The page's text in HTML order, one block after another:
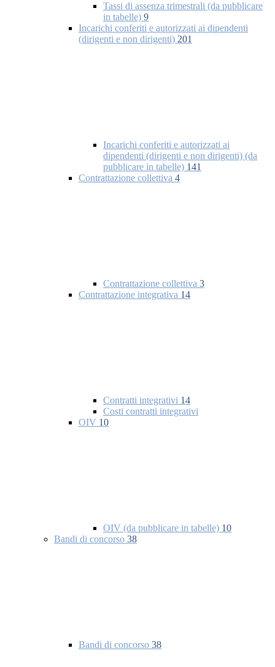
Tassi di assenza trimestrali (da pubblicare
in tabelle) 9
Incarichi conferiti e autorizzati ai dipendenti
(dirigenti e non dirigenti) 201
Incarichi conferiti e autorizzati ai
dipendenti (dirigenti e non dirigenti) (da
pubblicare in tabelle) 141
Contrattazione collettiva 4
Contrattazione collettiva 3
Contrattazione integrativa 14
Contratti integrativi 14
Costi contratti integrativi
OIV 10
OIV (da pubblicare in tabelle) 10
Bandi di concorso 38
Bandi di concorso 38